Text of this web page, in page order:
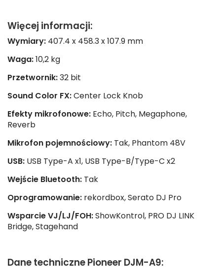
Więcej informacji:
Wymiary: 407.4 x 458.3 x 107.9 mm
Waga:10,2 kg
Przetwornik:32 bit
Sound Color FX:Center Lock Knob
Efekty mikrofonowe: Echo, Pitch, Megaphone,
Reverb
Mikrofon pojemnościowy: Tak, Phantom 48V
USB: USB Type-A x1, USB Type-B/Type-C x2
Wejście Bluetooth: Tak
Oprogramowanie: rekordbox, Serato DJ Pro
Wsparcie VJ/LJ/FOH:ShowKontrol, PRO DJ LINK
Bridge, Stagehand
Dane techniczne Pioneer DJM-A9: